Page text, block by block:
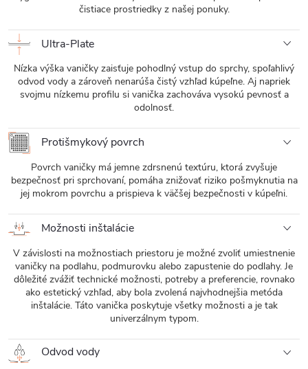
čistiace prostriedky z našej ponuky.
Ultra-Plate
Nízka výška vaničky zaisťuje pohodlný vstup do sprchy, spoľahlivý
odvod vody a zároveň nenarúša čistý vzhľad kúpeľne. Aj napriek
svojmu nízkemu profilu si vanička zachováva vysokú pevnosť a
odolnosť.
Protišmykový povrch
Povrch vaničky má jemne zdrsnenú textúru, ktorá zvyšuje
bezpečnosť pri sprchovaní, pomáha znižovať riziko pošmyknutia na
jej mokrom povrchu a prispieva k väčšej bezpečnosti v kúpeľni.
Možnosti inštalácie
V závislosti na možnostiach priestoru je možné zvoliť umiestnenie
vaničky na podlahu, podmurovku alebo zapustenie do podlahy. Je
dôležité zvážiť technické možnosti, potreby a preferencie, rovnako
ako estetický vzhľad, aby bola zvolená najvhodnejšia metóda
inštalácie. Táto vanička poskytuje všetky možnosti a je tak
univerzálnym typom.
Odvod vody